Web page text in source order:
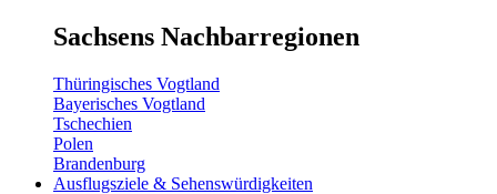
Sachsens Nachbarregionen
Thüringisches Vogtland
Bayerisches Vogtland
Tschechien
Polen
Brandenburg
Ausflugsziele & Sehenswürdigkeiten